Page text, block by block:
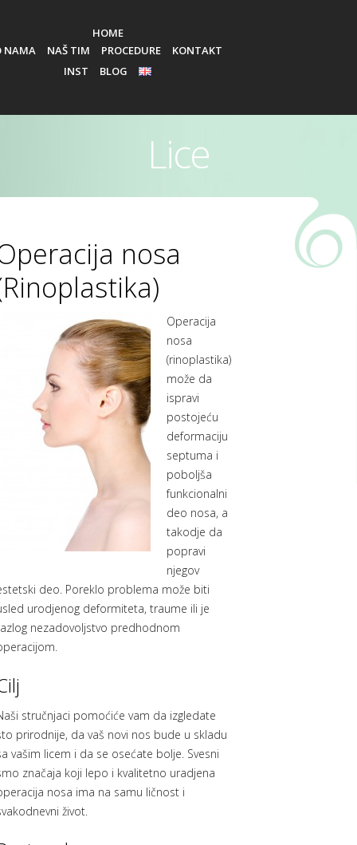
HOME
NAMA
NAŠ TIM PROCEDURE
KONTAKT
INST
BLOG EN
Lice
nosa
Operacija
nosa
(rinoplastika)
može da
ispravi
postojeću
deformaciju
septuma i
poboljša
funkcionalni
deo nosa, a
takodje da
popravi
njegov
deo. Poreklo problema može biti
urodjenog deformiteta, traume ili je
nezadovoljstvo predhodnom
stručnjaci pomoćiće vam da izgledate
prirodnije, da vaš novi nos bude u skladu
vašim licem i da se osećate bolje. Svesni
značaja koji lepo i kvalitetno uradjena
nosa ima na samu ličnost i
život.